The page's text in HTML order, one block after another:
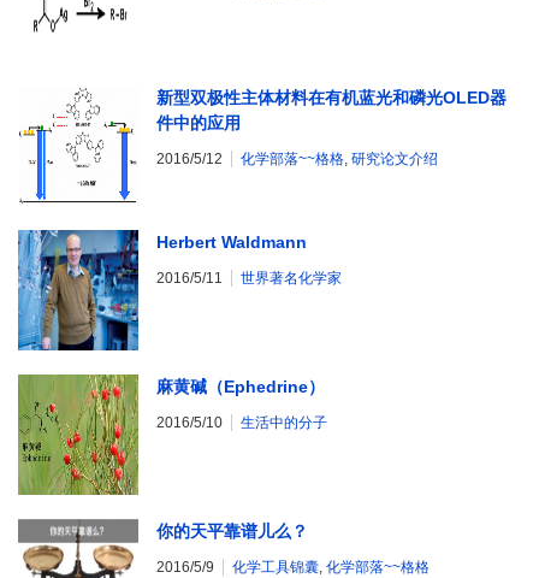
新型双极性主体材料在有机蓝光和磷光OLED器
件中的应用
2016/5/12 化学部落~~格格, 研究论文介绍
Herbert Waldmann
2016/5/11 世界著名化学家
麻黄碱（Ephedrine）
2016/5/10 生活中的分子
你的天平靠谱儿么？
2016/5/9 化学工具锦囊, 化学部落~~格格